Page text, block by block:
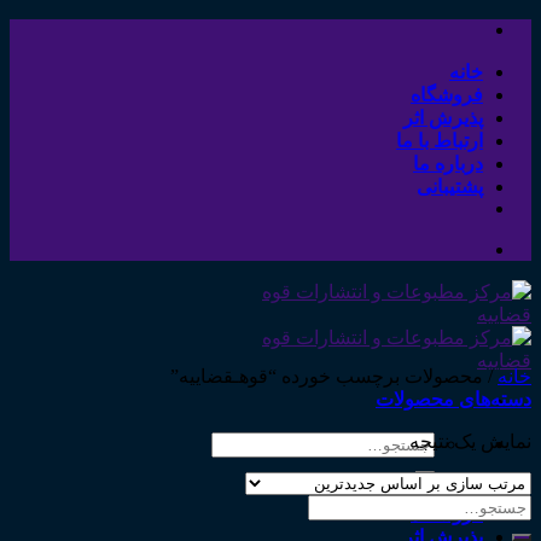
Skip
contentخانه
فروشگاه
پذیرش اثر
ارتباط با ما
درباره ما
پشتیبانی
جستجو
خانه
فروشگاه
پذیرش اثر
خانه /محصولات برچسب خورده “قوهـقضاییه”
دسته‌های محصولات
نمایش یک نتیجه
جستجو